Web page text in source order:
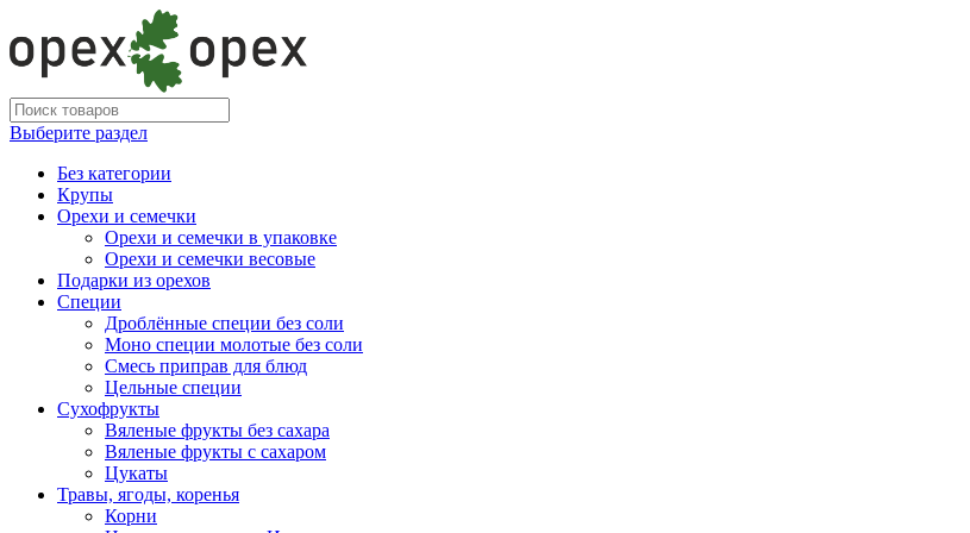
Выберите раздел
Без категории
Крупы
Орехи и семечки
Орехи и семечки в упаковке
Орехи и семечки весовые
Подарки из орехов
Специи
Дроблённые специи без соли
Моно специи молотые без соли
Смесь приправ для блюд
Цельные специи
Сухофрукты
Вяленые фрукты без сахара
Вяленые фрукты с сахаром
Цукаты
Травы, ягоды, коренья
Корни